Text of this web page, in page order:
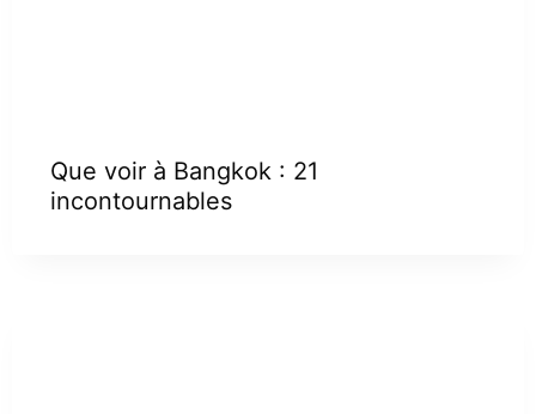
Que voir à Bangkok : 21
incontournables